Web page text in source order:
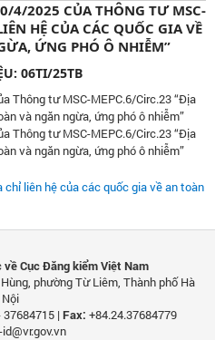
4/2025 CỦA THÔNG TƯ MSC-
HỆ CỦA CÁC QUỐC GIA VỀ
ỨNG PHÓ Ô NHIỄM”
06TI/25TB
Thông tư MSC-MEPC.6/Circ.23 “Địa
và ngăn ngừa, ứng phó ô nhiễm”
Thông tư MSC-MEPC.6/Circ.23 “Địa
và ngăn ngừa, ứng phó ô nhiễm”
liên hệ của các quốc gia về an toàn
Cục Đăng kiểm Việt Nam
phường Từ Liêm, Thành phố Hà
Nội
| Fax: +84.24.37684779